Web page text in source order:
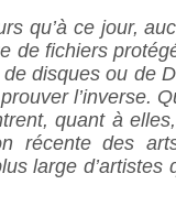
qu’à ce jour,
de fichiers
disques ou de
l’inverse.
quant à
récente des
large d’artistes